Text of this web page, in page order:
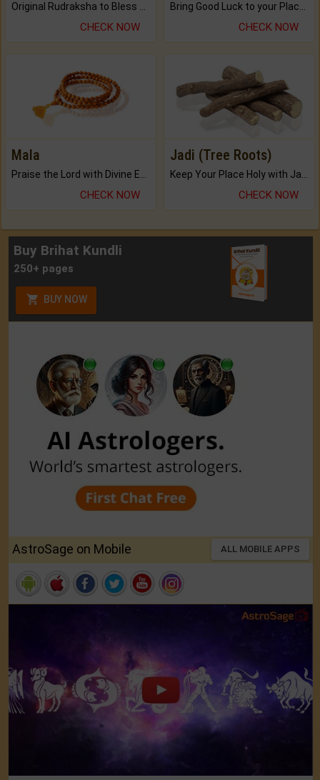
CHECK NOW CHECK NOW
Mala
CHECK NOW
Jadi (Tree Roots)
CHECK NOW
Buy Brihat Kundli
250+ pages
BUY NOW
AstroSage on Mobile ALL MOBILE APPS